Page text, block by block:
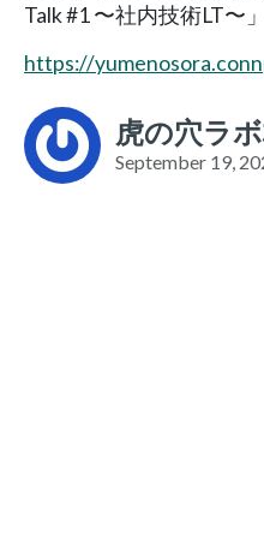
Talk #1 〜社内技術LT〜
https://
虎の穴ラ
September 19,